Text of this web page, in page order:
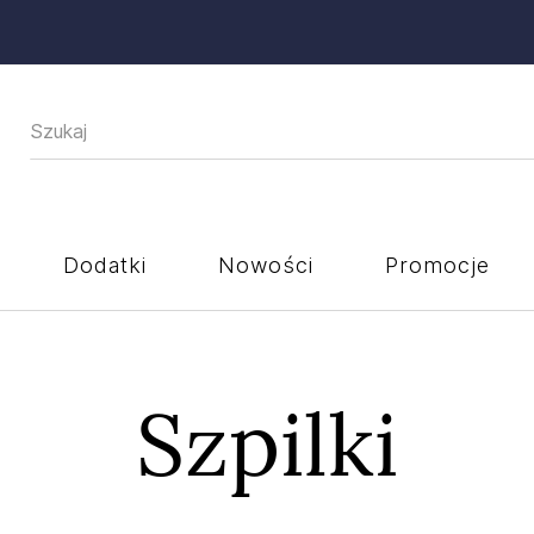
Dodatki Nowości Promocje
Szpilki